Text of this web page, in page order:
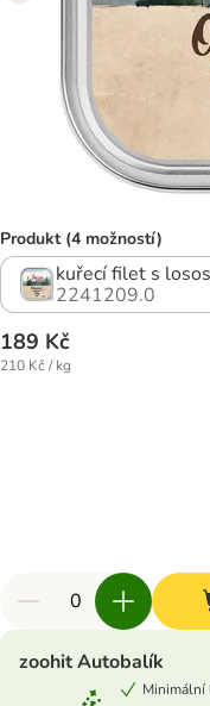
Produkt (4 možností)
kuřecí filet s
2241209.0
189 Kč
210 Kč / kg
zoohit Autobalík
Minimální